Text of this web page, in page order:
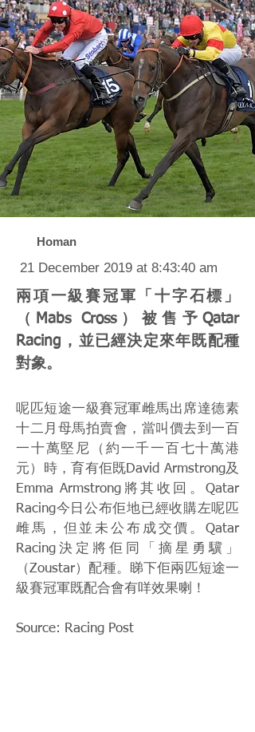
Homan
21 December 2019 at 8:43:40 am
兩項一級賽冠軍「十字石標」
（Mabs Cross）被售予Qatar
Racing，並已經決定來年既配種
對象。
呢匹短途一級賽冠軍雌馬出席達德素
十二月母馬拍賣會，當叫價去到一百
一十萬堅尼（約一千一百七十萬港
元）時，育有佢既David Armstrong及
Emma Armstrong將其收回。Qatar
Racing今日公布佢地已經收購左呢匹
雌馬，但並未公布成交價。Qatar
Racing決定將佢同「摘星勇驥」
（Zoustar）配種。睇下佢兩匹短途一
級賽冠軍既配合會有咩效果喇！
Source: Racing Post